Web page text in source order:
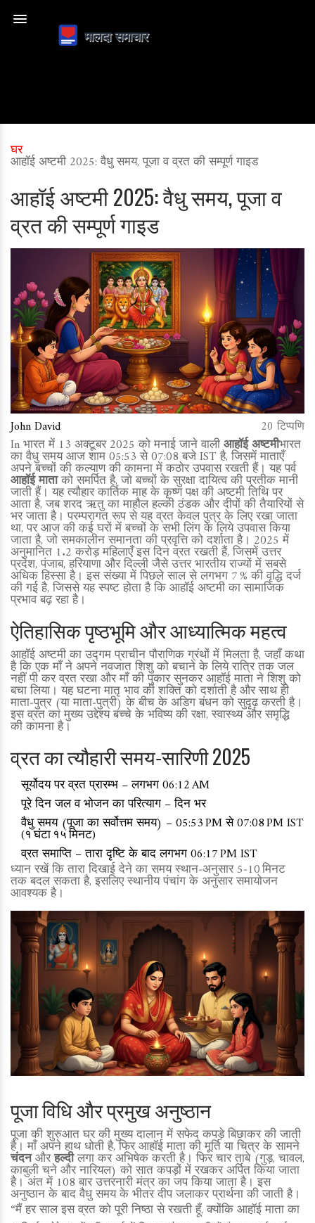
घर
आहॉई अष्टमी 2025: वैधु समय, पूजा व व्रत की सम्पूर्ण गाइड
आहॉई अष्टमी 2025: वैधु समय, पूजा व
व्रत की सम्पूर्ण गाइड
John David 20 टिप्पणि
In भारत में 13 अक्टूबर 2025 को मनाई जाने वालीआहॉई अष्टमीभारत
का वैधु समय आज शाम 05:53 से 07:08 बजे IST है, जिसमें माताएँ
अपने बच्चों की कल्याण की कामना में कठोर उपवास रखती हैं। यह पर्व
आहॉई माताको समर्पित है, जो बच्चों के सुरक्षा दायित्व की प्रतीक मानी
जाती हैं। यह त्यौहार कार्तिक माह के कृष्ण पक्ष की अष्टमी तिथि पर
आता है, जब शरद ऋतु का माहौल हल्की ठंडक और दीपों की तैयारियों से
भर जाता है। परम्परागत रूप से यह व्रत केवल पुत्र के लिए रखा जाता
था, पर आज की कई घरों में बच्चों के सभी लिंग के लिये उपवास किया
जाता है, जो समकालीन समानता की प्रवृत्ति को दर्शाता है। 2025 में
अनुमानित 1.2 करोड़ महिलाएँ इस दिन व्रत रखती हैं, जिसमें उत्तर
प्रदेश, पंजाब, हरियाणा और दिल्ली जैसे उत्तर भारतीय राज्यों में सबसे
अधिक हिस्सा है। इस संख्या में पिछले साल से लगभग 7 % की वृद्धि दर्ज
की गई है, जिससे यह स्पष्ट होता है कि आहॉई अष्टमी का सामाजिक
प्रभाव बढ़ रहा है।
ऐतिहासिक पृष्ठभूमि और आध्यात्मिक महत्व
आहॉई अष्टमी का उद्गम प्राचीन पौराणिक ग्रंथों में मिलता है, जहाँ कथा
है कि एक माँ ने अपने नवजात शिशु को बचाने के लिये रात्रि तक जल
नहीं पी कर व्रत रखा और माँ की पुकार सुनकर आहॉई माता ने शिशु को
बचा लिया। यह घटना मातृ भाव की शक्ति को दर्शाती है और साथ ही
माता‑पुत्र (या माता‑पुत्री) के बीच के अडिग बंधन को सुदृढ़ करती है।
इस व्रत का मुख्य उद्देश्य बच्चे के भविष्य की रक्षा, स्वास्थ्य और समृद्धि
की कामना है।
व्रत का त्यौहारी समय‑सारिणी 2025
सूर्योदय पर व्रत प्रारम्भ – लगभग 06:12 AM
पूरे दिन जल व भोजन का परित्याग – दिन भर
वैधु समय (पूजा का सर्वोत्तम समय) – 05:53 PM से 07:08 PM IST
(१ घंटा १५ मिनट)
व्रत समाप्ति – तारा दृष्टि के बाद लगभग 06:17 PM IST
ध्यान रखें कि तारा दिखाई देने का समय स्थान‑अनुसार 5‑10 मिनट
तक बदल सकता है, इसलिए स्थानीय पंचांग के अनुसार समायोजन
आवश्यक है।
पूजा विधि और प्रमुख अनुष्ठान
पूजा की शुरुआत घर की मुख्य दालान में सफेद कपड़े बिछाकर की जाती
है। माँ अपने हाथ धोती है, फिर आहॉई माता की मूर्ति या चित्र के सामने
चंदनऔरहल्दीलगा कर अभिषेक करती है। फिर चार ताबे (गुड़, चावल,
काबुली चने और नारियल) को सात कपड़ों में रखकर अर्पित किया जाता
है। अंत में 108 बार उत्तरनारी मंत्र का जप किया जाता है। इस
अनुष्ठान के बाद वैधु समय के भीतर दीप जलाकर प्रार्थना की जाती है।
“मैं हर साल इस व्रत को पूरी निष्ठा से रखती हूँ, क्योंकि आहॉई माता का